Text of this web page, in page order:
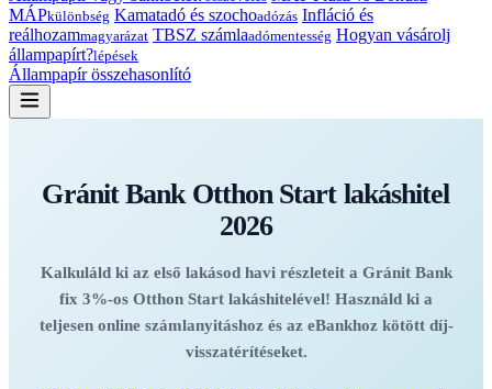
MÁPkülönbség Kamatadó és szochoadózás Infláció és
reálhozammagyarázat TBSZ számlaadómentesség Hogyan vásárolj
állampapírt?lépések
Állampapír összehasonlító
Gránit Bank Otthon Start lakáshitel
2026
Kalkuláld ki az első lakásod havi részleteit a Gránit Bank
fix 3%-os Otthon Start lakáshitelével! Használd ki a
teljesen online számlanyitáshoz és az eBankhoz kötött díj-
visszatérítéseket.